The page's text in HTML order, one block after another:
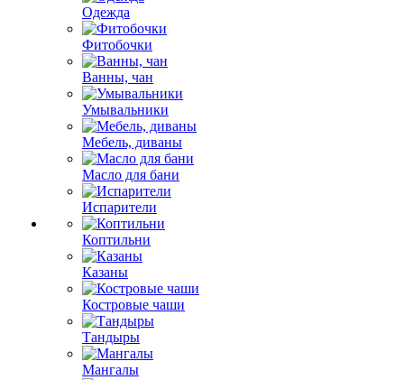
Одежда
Фитобочки
Ванны, чан
Умывальники
Мебель, диваны
Масло для бани
Испарители
Коптильни
Казаны
Костровые чаши
Тандыры
Мангалы